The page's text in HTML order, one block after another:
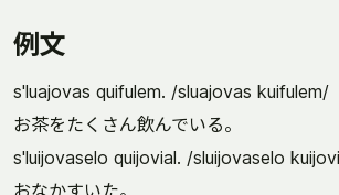
例文
s'luajovas quifulem. /sluajovas kuifulem/
お茶をたくさん飲んでいる。
s'luijovaselo quijovial. /sluijovaselo
おなかすいた。